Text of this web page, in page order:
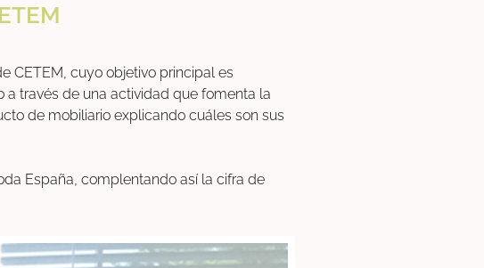
CETEM, cuyo objetivo principal es
a través de una actividad que fomenta la
de mobiliario explicando cuáles son sus
España, complentando así la cifra de